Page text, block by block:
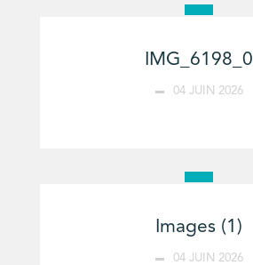
IMG_6198_0
04 JUIN 2026
Images (1)
04 JUIN 2026